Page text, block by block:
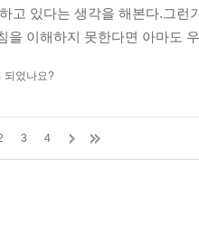
고 있다는 생각을 해본다.그
을 이해하지 못한다면 아마도
되었나요?
3 4